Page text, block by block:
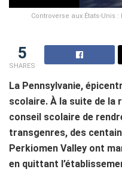
Controverse aux États-Unis
5
SHARES
La Pennsylvanie,
scolaire. À la suite de la
conseil scolaire de
transgenres, des
Perkiomen Valley ont
en quittant